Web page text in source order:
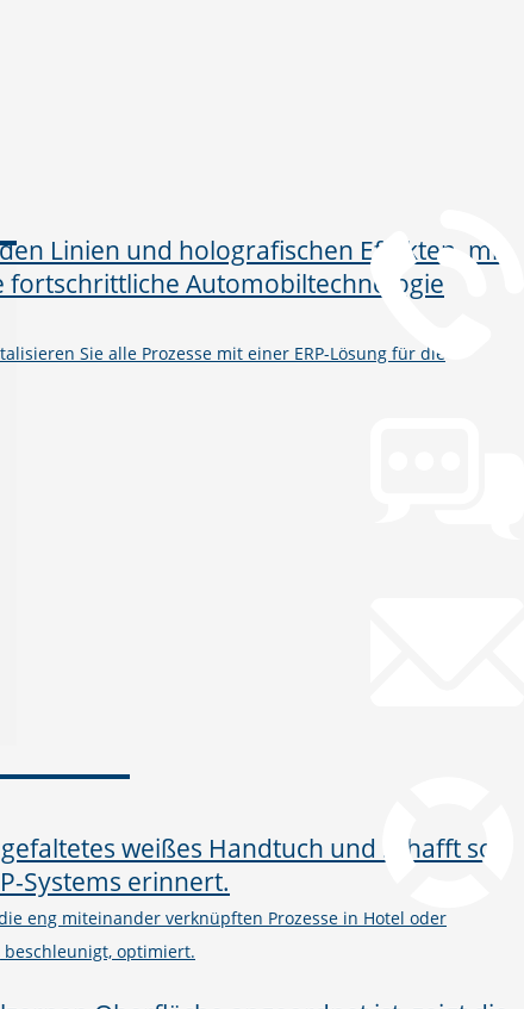
Sie alle Prozesse mit einer ERP-Lösung für die
eng miteinander verknüpften Prozesse in Hotel oder
optimiert.